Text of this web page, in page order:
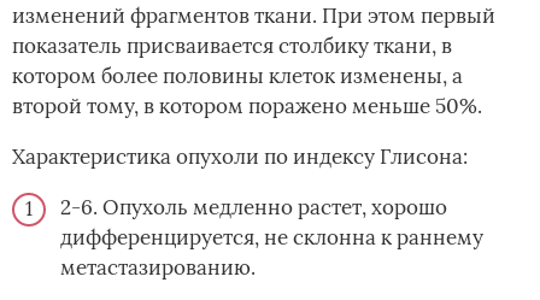
изменений фрагментов ткани. При этом первый
показатель присваивается столбику ткани, в
котором более половины клеток изменены, а
второй тому, в котором поражено меньше 50%.
Характеристика опухоли по индексу Глисона:
2-6. Опухоль медленно растет, хорошо
дифференцируется, не склонна к раннему
метастазированию.